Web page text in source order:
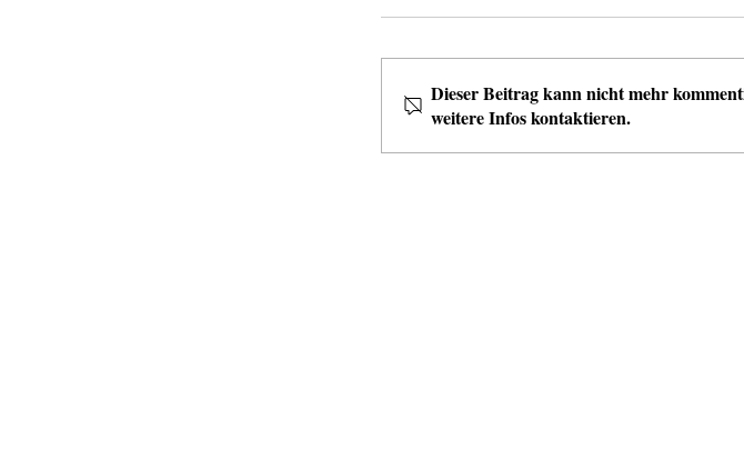
Dieser Beitrag kann nicht mehr
weitere Infos kontaktieren.